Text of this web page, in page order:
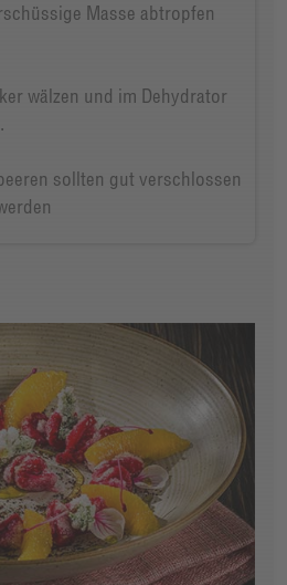
Masse abtropfen
wälzen und im Dehydrator
sollten gut verschlossen